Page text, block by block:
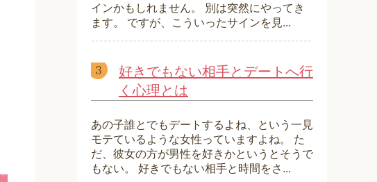
インかもしれません。 別は突然にやってき
ます。 ですが、こういったサインを見...
好きでもない相手とデートへ行
く心理とは
あの子誰とでもデートするよね、という一見
モテているような女性っていますよね。 た
だ、彼女の方が男性を好きかというとそうで
もない。 好きでもない相手と時間をさ...